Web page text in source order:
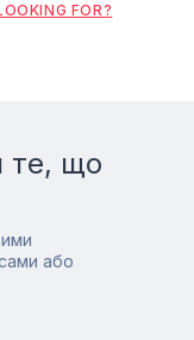
FOR?
те, що
або